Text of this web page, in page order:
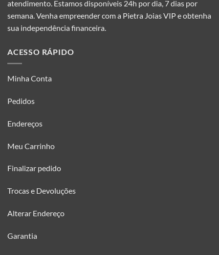
atendimento. Estamos disponíveis 24h por dia, 7 dias por
semana. Venha empreender com a Pietra Joias VIP e obtenha
sua independência financeira.
ACESSO RÁPIDO
Minha Conta
Pedidos
Endereços
Meu Carrinho
Finalizar pedido
Trocas e Devoluções
Alterar Endereço
Garantia